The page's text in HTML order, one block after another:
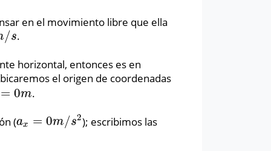
en el movimiento libre que ella
/s.
horizontal, entonces es en
el origen de coordenadas
= 0m
=0m .
(ax = 0m/s2
ax= 0m/s2 ); escribimos las